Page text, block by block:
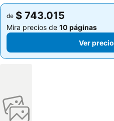
de $ 743.015
Mira precios de 10 páginas
Ver
de $ 743.015
Mira precios de 10 páginas
Ver